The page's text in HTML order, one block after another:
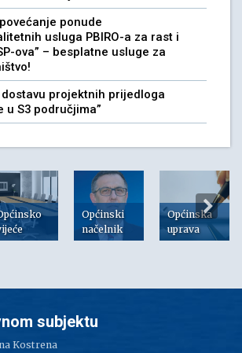
ponude
usluga PBIRO-a za rast i
ova” – besplatne usluge za
dostavu projektnih prijedloga
u S3 područjima”
Općinski
načelnik
Općinska
uprava
subjektu
Kostrena